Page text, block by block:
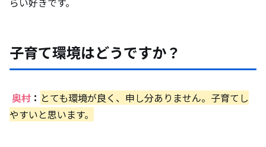
子育て環境はどうですか？
奥村 ： とても環境が良く、申し分ありません。子育てし
やすいと思います。